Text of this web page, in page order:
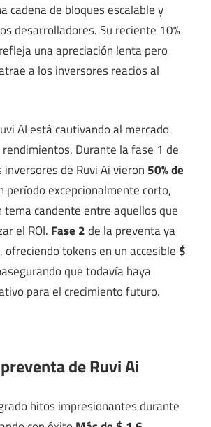
cadena de bloques escalable y
desarrolladores. Su reciente 10%
una apreciación lenta pero
a los inversores reacios al
AI está cautivando al mercado
Durante la fase 1 de
de Ruvi Ai vieron 50% de
período excepcionalmente corto,
tema candente entre aquellos que
el ROI. Fase 2de la preventa ya
ofreciendo tokens en un accesible $
asegurando que todavía haya
para el crecimiento futuro.
de Ruvi Ai
hitos impresionantes durante